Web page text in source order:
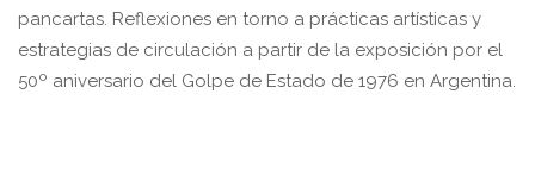
pancartas. Reflexiones en torno a prácticas artísticas y
estrategias de circulación a partir de la exposición por el
50º aniversario del Golpe de Estado de 1976 en Argentina.